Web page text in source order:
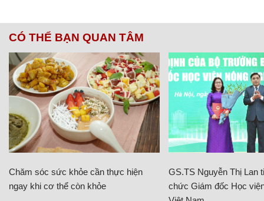
CÓ THỂ BẠN QUAN TÂM
Chăm sóc sức khỏe cần thực hiện
ngay khi cơ thể còn khỏe
GS.TS Nguyễn Thị Lan
chức Giám đốc Học